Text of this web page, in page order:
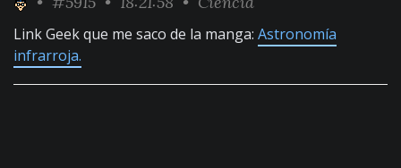
Link Geek que me saco de la manga: Astronomía
infrarroja.